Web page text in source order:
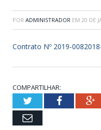
POR ADMINISTRADOR EM 20 DE
Contrato Nº 2019-
COMPARTILHAR:
TwitterFacebook
Email